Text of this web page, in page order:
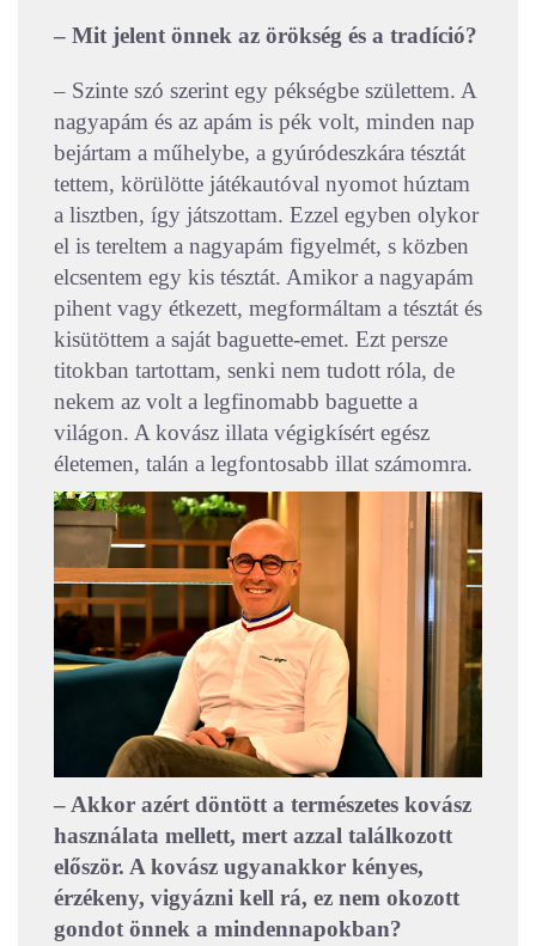
– Mit jelent önnek az örökség és a tradíció?
– Szinte szó szerint egy pékségbe születtem. A
nagyapám és az apám is pék volt, minden nap
bejártam a műhelybe, a gyúródeszkára tésztát
tettem, körülötte játékautóval nyomot húztam
a lisztben, így játszottam. Ezzel egyben olykor
el is tereltem a nagyapám figyelmét, s közben
elcsentem egy kis tésztát. Amikor a nagyapám
pihent vagy étkezett, megformáltam a tésztát és
kisütöttem a saját baguette-emet. Ezt persze
titokban tartottam, senki nem tudott róla, de
nekem az volt a legfinomabb baguette a
világon. A kovász illata végigkísért egész
életemen, talán a legfontosabb illat számomra.
– Akkor azért döntött a természetes kovász
használata mellett, mert azzal találkozott
először. A kovász ugyanakkor kényes,
érzékeny, vigyázni kell rá, ez nem okozott
gondot önnek a mindennapokban?